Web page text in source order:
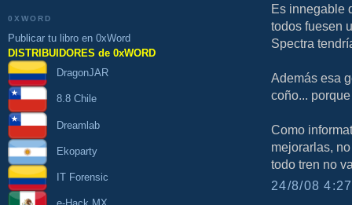
0XWORD
Publicar tu libro en 0xWord
DISTRIBUIDORES de 0xWORD
DragonJAR
8.8 Chile
Dreamlab
Ekoparty
IT Forensic
Es innegable
todos fuesen
Spectra
Además esa
coño...
Como
mejorarlas,
todo tren no
24/8/08